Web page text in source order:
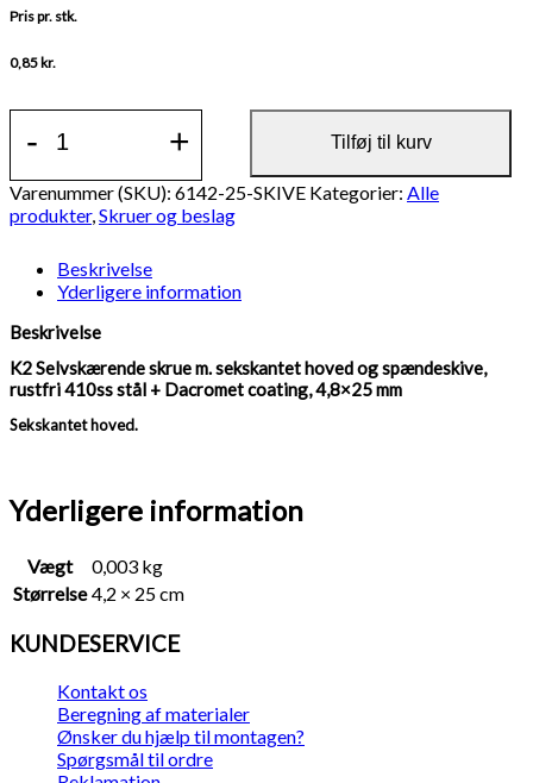
0,85 kr.
Pris pr. stk.
-
skrue
sekskantet
hoved
rustfri
410ss
stål
+
Dacromet
coating,
4,8x25
mm
+ Tilføj til kurv
Varenummer (SKU): 6142-25-SKIVE Kategorier: Alle
produkter,Skruer og beslag
Beskrivelse
Yderligere information
Beskrivelse
K2 Selvskærende skrue m. sekskantet hoved og spændeskive,
rustfri 410ss stål + Dacromet coating, 4,8×25 mm
Sekskantet hoved.
Yderligere information
Vægt
0,003 kg
Størrelse 4,2 × 25 cm
KUNDESERVICE
Kontakt os
Beregning af materialer
Ønsker du hjælp til montagen?
Spørgsmål til ordre